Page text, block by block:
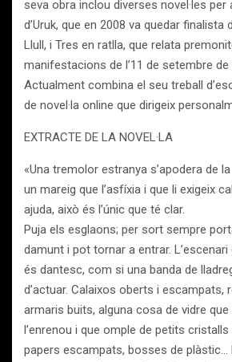
seva obra inclou diverses novel·les per
d’Uruk, que en 2008 va quedar finalista
Llull, i Tres en ratlla, que relata
manifestacions de l’11 de setembre de
Actualment combina el seu treball
de novel·la online que dirigeix
EXTRACTE DE LA NOVEL·LA
«Una tremolor estranya s’apodera de
un mareig que l’asfíxia i que li exigeix
ajuda, això és l’únic que té clar.
Puja els esglaons; per sort sempre
damunt i pot tornar a entrar.
és dantesc, com si una banda de
d’actuar. Calaixos oberts i escampats,
armaris buits, alguna cosa de vidre que
l’enrenou i que omple de petits
papers escampats, bosses de plàstic…